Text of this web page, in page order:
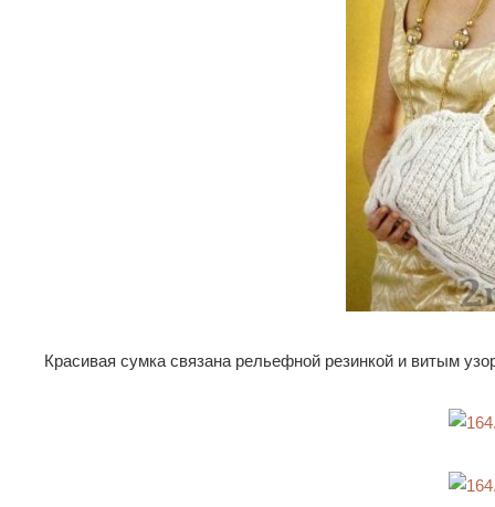
Красивая сумка связана рельефной резинкой и витым